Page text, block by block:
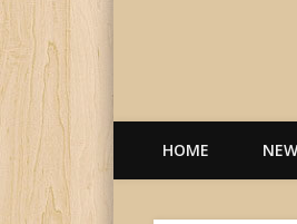
HOME